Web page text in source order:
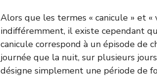
Alors que les termes « canicule » et
indifféremment, il existe cependant
canicule correspond à un épisode de
journée que la nuit, sur plusieurs
désigne simplement une période de